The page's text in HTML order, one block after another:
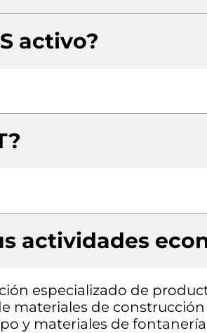
activo?
actividades
especializado de
materiales de
y materiales de